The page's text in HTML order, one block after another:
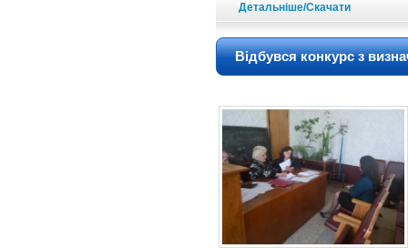
Детальніше/Скачати
Відбувся конкурс з